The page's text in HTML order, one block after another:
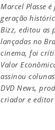
Marcel Plasse
geração
Bizz, editou as
lançadas no
cinema, foi
Valor
assinou
DVD News,
criador e editor